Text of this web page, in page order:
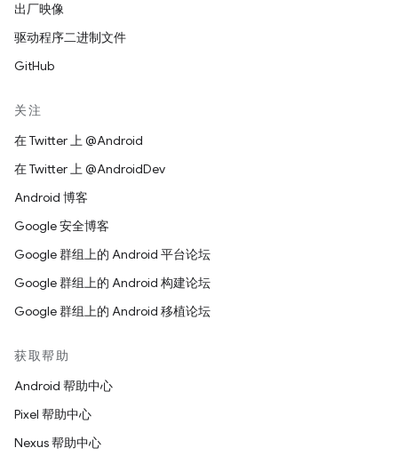
出厂映像
驱动程序二进制文件
GitHub
关注
在 Twitter 上 @Android
在 Twitter 上 @AndroidDev
Android 博客
Google 安全博客
Google 群组上的 Android 平台论坛
Google 群组上的 Android 构建论坛
Google 群组上的 Android 移植论坛
获取帮助
Android 帮助中心
Pixel 帮助中心
Nexus 帮助中心